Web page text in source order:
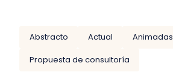
Abstracto Actual Animadas
Propuesta de consultoría